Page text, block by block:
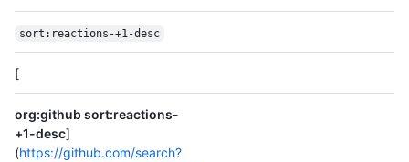
sort:reactions-+1-desc
[
org:github sort:reactions-
+1-desc]
(https://github.com/search?